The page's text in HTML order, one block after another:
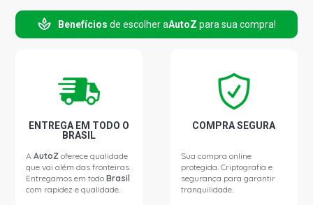
GOL G3 PLUS HATCH 1.0 16V AT EA111 GASOLINA (2000
- 2001)
GOL G3 TURBO HATCH 1.0 16V AT TURBO GASOLINA
(2000 - 2003)
GOL G3 POWER HATCH 1.0 16V EA111 (2002 - 2003)
PARATI G2 STD SW 1.0 16V AT EA111 GASOLINA (1996 -
1999)
Benefícios de escolher aAutoZ para sua compra!
ENTREGA EM TODO O
BRASIL
AAutoZ oferece qualidade
que vai além das fronteiras.
Entregamos em todoBrasil
com rapidez e qualidade.
COMPRA SEGURA
Sua compra online
protegida. Criptografia e
segurança para garantir
tranquilidade.